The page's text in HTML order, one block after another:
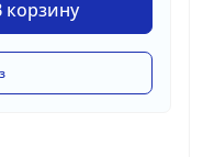
корзину